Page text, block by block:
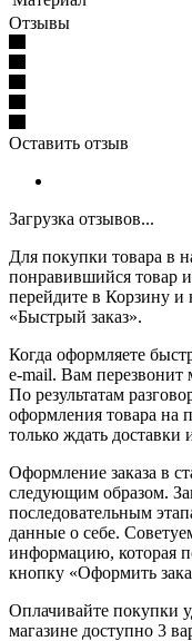
Отзывы
Оставить отзыв
Загрузка отзывов...
Для покупки товара в
понравившийся товар и
перейдите в Корзину
«Быстрый заказ».
Когда оформляете
e-mail. Вам перезвонит
По результатам
оформления товара на
только ждать доставки
Оформление заказа в
следующим образом.
последовательным
данные о себе.
информацию, которая
кнопку «Оформить
Оплачивайте покупки
магазине доступно 3